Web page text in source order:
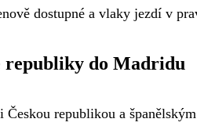
dostupné a vlaky jezdí v
republiky do Madridu
Českou republikou a